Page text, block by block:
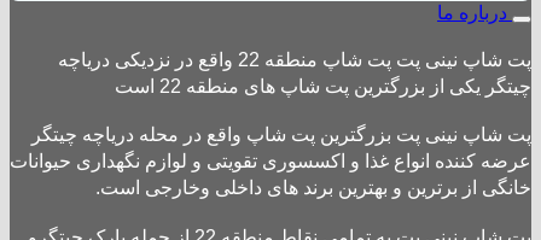
درباره ما
پت شاپ نینی پت پت شاپ منطقه 22 واقع در نزدیکی دریاچه
چیتگر یکی از بزرگترین پت شاپ های منطقه 22 است
پت شاپ نینی پت بزرگترین پت شاپ واقع در محله دریاچه چیتگر
عرضه کننده انواع غذا و اکسسوری تقویتی و لوازم نگهداری حیوانات
خانگی از برترین و بهترین برند های داخلی وخارجی است.